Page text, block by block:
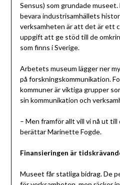
Sensus) som grundade
bevara industrisamhällets
verksamheten är att det är ett
uppgift att ge stöd till de
som finns i Sverige.
Arbetets museum lägger ner
på forskningskommunikation.
kommuner är viktiga grupper
sin kommunikation och
– Men framför allt vill vi nå ut
berättar Marinette Fogde.
Finansieringen är
Museet får statliga bidrag. De